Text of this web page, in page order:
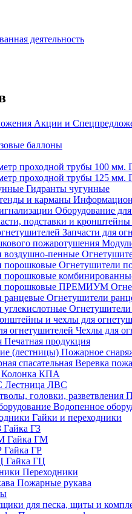
деятельность
Акции и
баллоны
Гидранты чугунные
Оборудование
Запчасти для
Огнетушители
Огнетушители
Огнетушители
Чехлы для
Печатная продукция
Пожарное
Веревка
Колонка КПА
Лестница ЛВС
Водопенное
Гайки и переходники
Гайка ГЗ
Гайка ГМ
Гайка ГР
Гайка ГЦ
Переходники
Пожарные рукава